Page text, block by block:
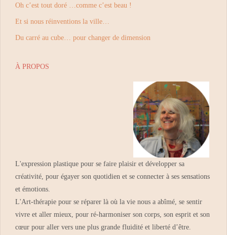
Oh c’est tout doré …comme c’est beau !
Et si nous réinventions la ville…
Du carré au cube… pour changer de dimension
À PROPOS
L'expression plastique pour se faire plaisir et développer sa
créativité, pour égayer son quotidien et se connecter à ses sensations
et émotions.
L'Art-thérapie pour se réparer là où la vie nous a abîmé, se sentir
vivre et aller mieux, pour ré-harmoniser son corps, son esprit et son
cœur pour aller vers une plus grande fluidité et liberté d’être.